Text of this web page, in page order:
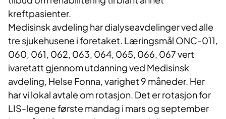
kreftpasienter.
Medisinsk avdeling har dialyseavdelinger ved alle
tre sjukehusene i foretaket. Læringsmål ONC-011,
060, 061, 062, 063, 064, 065, 066, 067 vert
ivaretatt gjennom utdanning ved Medisinsk
avdeling, Helse Fonna, varighet 9 måneder. Her
har vi lokal avtale om rotasjon. Det er rotasjon for
LIS-legene første mandag i mars og september